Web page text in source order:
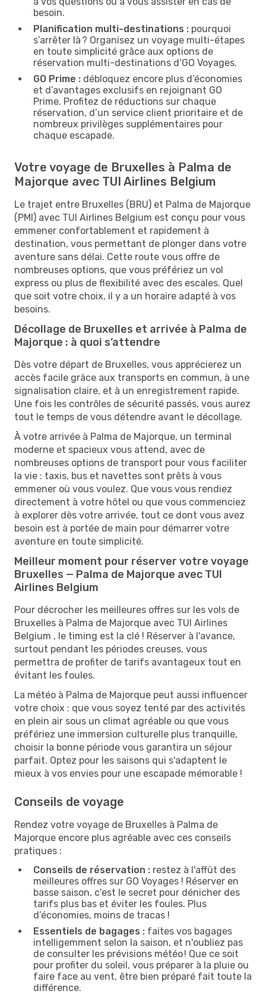
besoin.
Planification multi-destinations : pourquoi
s’arrêter là ? Organisez un voyage multi-étapes
en toute simplicité grâce aux options de
réservation multi-destinations d’GO Voyages.
GO Prime : débloquez encore plus d’économies
et d’avantages exclusifs en rejoignant GO
Prime. Profitez de réductions sur chaque
réservation, d’un service client prioritaire et de
nombreux privilèges supplémentaires pour
chaque escapade.
Votre voyage de Bruxelles à Palma de
Majorque avec TUI Airlines Belgium
Le trajet entre Bruxelles (BRU) et Palma de Majorque
(PMI) avec TUI Airlines Belgium est conçu pour vous
emmener confortablement et rapidement à
destination, vous permettant de plonger dans votre
aventure sans délai. Cette route vous offre de
nombreuses options, que vous préfériez un vol
express ou plus de flexibilité avec des escales. Quel
que soit votre choix, il y a un horaire adapté à vos
besoins.
Décollage de Bruxelles et arrivée à Palma de
Majorque : à quoi s’attendre
Dès votre départ de Bruxelles, vous apprécierez un
accès facile grâce aux transports en commun, à une
signalisation claire, et à un enregistrement rapide.
Une fois les contrôles de sécurité passés, vous aurez
tout le temps de vous détendre avant le décollage.
À votre arrivée à Palma de Majorque, un terminal
moderne et spacieux vous attend, avec de
nombreuses options de transport pour vous faciliter
la vie : taxis, bus et navettes sont prêts à vous
emmener où vous voulez. Que vous vous rendiez
directement à votre hôtel ou que vous commenciez
à explorer dès votre arrivée, tout ce dont vous avez
besoin est à portée de main pour démarrer votre
aventure en toute simplicité.
Meilleur moment pour réserver votre voyage
Bruxelles — Palma de Majorque avec TUI
Airlines Belgium
Pour décrocher les meilleures offres sur les vols de
Bruxelles à Palma de Majorque avec TUI Airlines
Belgium , le timing est la clé ! Réserver à l'avance,
surtout pendant les périodes creuses, vous
permettra de profiter de tarifs avantageux tout en
évitant les foules.
La météo à Palma de Majorque peut aussi influencer
votre choix : que vous soyez tenté par des activités
en plein air sous un climat agréable ou que vous
préfériez une immersion culturelle plus tranquille,
choisir la bonne période vous garantira un séjour
parfait. Optez pour les saisons qui s'adaptent le
mieux à vos envies pour une escapade mémorable !
Conseils de voyage
Rendez votre voyage de Bruxelles à Palma de
Majorque encore plus agréable avec ces conseils
pratiques :
Conseils de réservation : restez à l'affût des
meilleures offres sur GO Voyages ! Réserver en
basse saison, c’est le secret pour dénicher des
tarifs plus bas et éviter les foules. Plus
d’économies, moins de tracas !
Essentiels de bagages : faites vos bagages
intelligemment selon la saison, et n'oubliez pas
de consulter les prévisions météo ! Que ce soit
pour profiter du soleil, vous préparer à la pluie ou
faire face au vent, être bien préparé fait toute la
différence.